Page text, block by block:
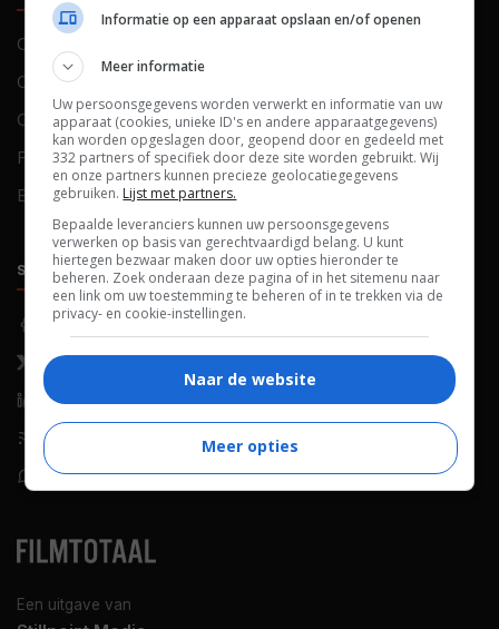
Een uitgave van
Contact
Over ons
Colofon
FAQ
Blog
Cookies
Cookievoorkeuren
SOCIALS
Facebook
X (Twitter)
LinkedIn
RSS-feed
WhatsApp
ONTDEKKEN
Nieuws
Netflix
Films op tv
Bioscoop
Informatie op een apparaat opslaan en/of openen
Meer informatie
Uw persoonsgegevens worden verwerkt en informatie van uw
apparaat (cookies, unieke ID's en andere apparaatgegevens)
kan worden opgeslagen door, geopend door en gedeeld met
332 partners of specifiek door deze site worden gebruikt. Wij
en onze partners kunnen precieze geolocatiegegevens
gebruiken. Lijst met partners.
Bepaalde leveranciers kunnen uw persoonsgegevens
verwerken op basis van gerechtvaardigd belang. U kunt
hiertegen bezwaar maken door uw opties hieronder te
beheren. Zoek onderaan deze pagina of in het sitemenu naar
een link om uw toestemming te beheren of in te trekken via de
privacy- en cookie-instellingen.
Naar de website
Meer opties